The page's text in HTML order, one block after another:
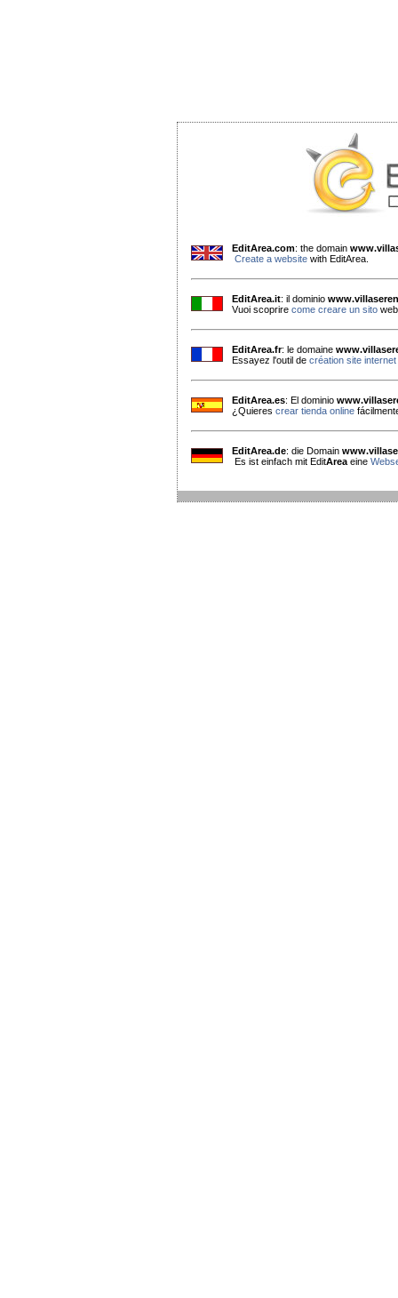
EditArea.com: the domain
Create a website with EditArea.
EditArea.it: il dominio
Vuoi scoprire come creare un sito
EditArea.fr: le domaine
Essayez l'outil de création site internet
EditArea.es: El dominio
¿Quieres crear tienda online
EditArea.de: die Domain
Es ist einfach mit EditArea eine